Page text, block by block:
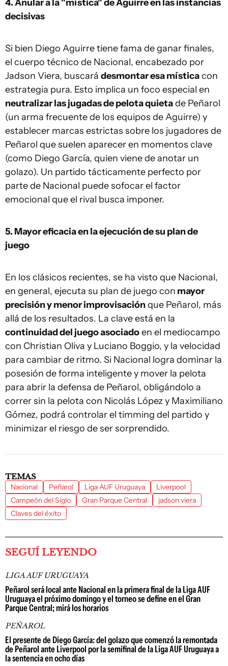
4. Anular a la "mística" de Aguirre en las instancias
decisivas
Si bien Diego Aguirre tiene fama de ganar finales,
el cuerpo técnico de Nacional, encabezado por
Jadson Viera, buscará desmontar esa místicacon
estrategia pura. Esto implica un foco especial en
neutralizar las jugadas de pelota quietade Peñarol
(un arma frecuente de los equipos de Aguirre) y
establecer marcas estrictas sobre los jugadores de
Peñarol que suelen aparecer en momentos clave
(como Diego García, quien viene de anotar un
golazo). Un partido tácticamente perfecto por
parte de Nacional puede sofocar el factor
emocional que el rival busca imponer.
5. Mayor eficacia en la ejecución de su plan de
juego
En los clásicos recientes, se ha visto que Nacional,
en general, ejecuta su plan de juego con mayor
precisión y menor improvisaciónque Peñarol, más
allá de los resultados. La clave está en la
continuidad del juego asociadoen el mediocampo
con Christian Oliva y Luciano Boggio, y la velocidad
para cambiar de ritmo. Si Nacional logra dominar la
posesión de forma inteligente y mover la pelota
para abrir la defensa de Peñarol, obligándolo a
correr sin la pelota con Nicolás López y Maximiliano
Gómez, podrá controlar el timming del partido y
minimizar el riesgo de ser sorprendido.
TEMAS
Nacional Peñarol Liga AUF Uruguaya
Liverpool
Campeón del Siglo
Gran Parque Central
jadson viera
Claves del éxito
SEGUÍ LEYENDO
LIGA AUF URUGUAYA
Peñarol será local ante Nacional en la primera final de la Liga AUF
Uruguaya el próximo domingo y el torneo se define en el Gran
Parque Central; mirá los horarios
PEÑAROL
El presente de Diego García: del golazo que comenzó la remontada
de Peñarol ante Liverpool por la semifinal de la Liga AUF Uruguaya a
la sentencia en ocho días